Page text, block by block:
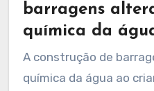
barragens
química da
A construção de
química da água ao